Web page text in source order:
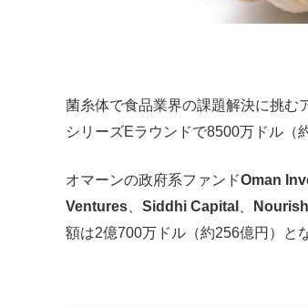
菌糸体で食品業界の課題解決に挑む
シリーズEラウンドで8500万ドル（
オマーンの政府系ファンドOman
Ventures
Siddhi Capital
額は2億700万ドル（約256億円）と